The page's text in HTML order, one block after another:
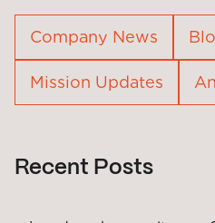
Company News
Mission Updates
Recent Posts